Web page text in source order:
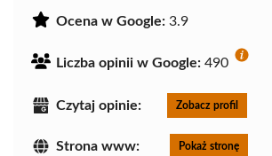
Ocena w Google: 3.9
Liczba opinii w Google: 490
Czytaj opinie: Zobacz profil
Strona www: Pokaż stronę